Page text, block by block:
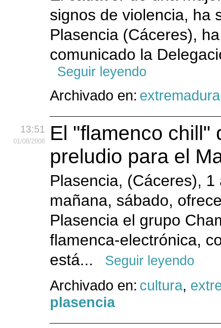
signos de violencia, ha
Plasencia (Cáceres),
comunicado la
Seguir leyendo
Archivado en: extremadura
13:51
01/08/2008
El "flamenco chill"
preludio para el
Plasencia, (Cáceres),
mañana, sábado,
Plasencia el grupo
flamenca-electrónica,
está...
Seguir leyendo
Archivado en: cultura,
plasencia